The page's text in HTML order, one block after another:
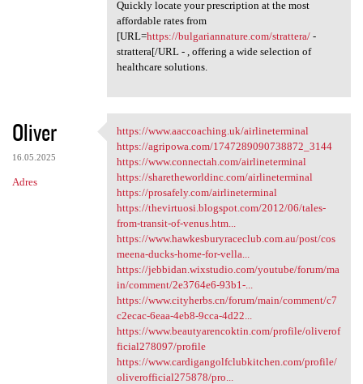
Quickly locate your prescription at the most
affordable rates from
[URL=https://bulgariannature.com/strattera/-
strattera[/URL - , offering a wide selection of
healthcare solutions.
Oliver
16.05.2025
Adres
https://www.aaccoaching.uk
https://www.aaccoaching.uk/airlineterminal
https://agripowa.com/1747289090738872_3144
https://www.connectah.com/airlineterminal
https://sharetheworldinc.com/airlineterminal
https://prosafely.com/airlineterminal
https://thevirtuosi.blogspot.com/2012/06/tales-
from-transit-of-venus.htm...
https://www.hawkesburyraceclub.com.au/post/cos
meena-ducks-home-for-vella...
https://jebbidan.wixstudio.com/youtube/forum/ma
in/comment/2e3764e6-93b1-...
https://www.cityherbs.cn/forum/main/comment/c7
c2ecac-6eaa-4eb8-9cca-4d22...
https://www.beautyarencoktin.com/profile/oliverof
ficial278097/profile
https://www.cardigangolfclubkitchen.com/profile/
oliverofficial275878/pro...